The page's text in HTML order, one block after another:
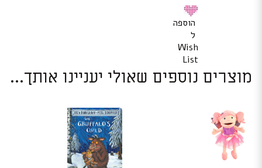
הוספה
ל
Wish
List
מוצרים נוספים שאולי יעניינו אותך...